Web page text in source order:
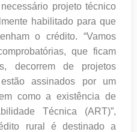
projeto técnico
habilitado para que
o crédito. “Vamos
que ficam
decorrem de projetos
assinados por um
como a existência de
Técnica (ART)”,
rural é destinado a